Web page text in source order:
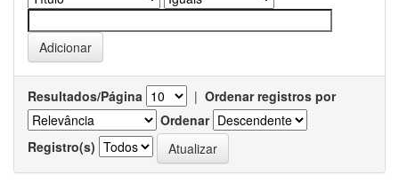
Resultados/Página | Ordenar registros por
Ordenar
Registro(s)